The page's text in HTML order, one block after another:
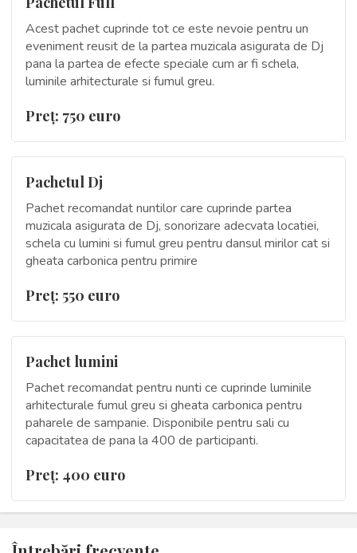
Acest pachet cuprinde tot ce este nevoie pentru un
eveniment reusit de la partea muzicala asigurata de Dj
pana la partea de efecte speciale cum ar fi schela,
luminile arhitecturale si fumul greu.
Preţ: 750 euro
Pachetul Dj
Pachet recomandat nuntilor care cuprinde partea
muzicala asigurata de Dj, sonorizare adecvata locatiei,
schela cu lumini si fumul greu pentru dansul mirilor cat si
gheata carbonica pentru primire
Preţ: 550 euro
Pachet lumini
Pachet recomandat pentru nunti ce cuprinde luminile
arhitecturale fumul greu si gheata carbonica pentru
paharele de sampanie. Disponibile pentru sali cu
capacitatea de pana la 400 de participanti.
Preţ: 400 euro